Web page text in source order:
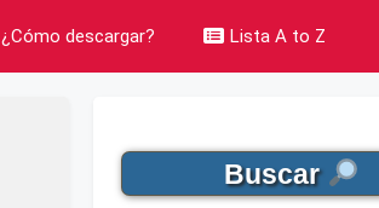
¿Cómo descargar? Lista A to Z
Buscar